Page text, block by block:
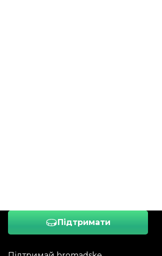
Підтримати